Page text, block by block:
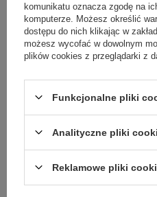
Pytanie:Jakie elementy
Odpowiedź: Otrzymujesz
Czarne GT, grawer na
eleganckie etui prezentowe
lata.
Gotowy pomysł na prezent
Gdy liczy się klasowy
zastosowanie na co dzień,
oczekiwania. Zdecydowany
pierwsze wrażenie, a
dedykacja na tabliczce
adres i historię. Do tego
dzięki możliwości wyboru
komunikatu oznacza zgodę na
komputerze. Możesz określić
dostępu do nich klikając w
możesz wycofać w dowolnym
plików cookies z przeglądarki z
Funkcjonalne pliki
Analityczne pliki
Reklamowe pliki